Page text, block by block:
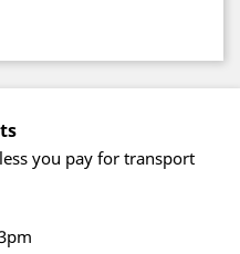
you pay for transport